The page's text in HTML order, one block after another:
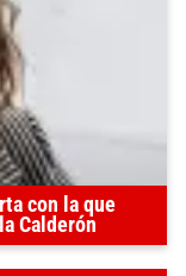
con la que
Calderón